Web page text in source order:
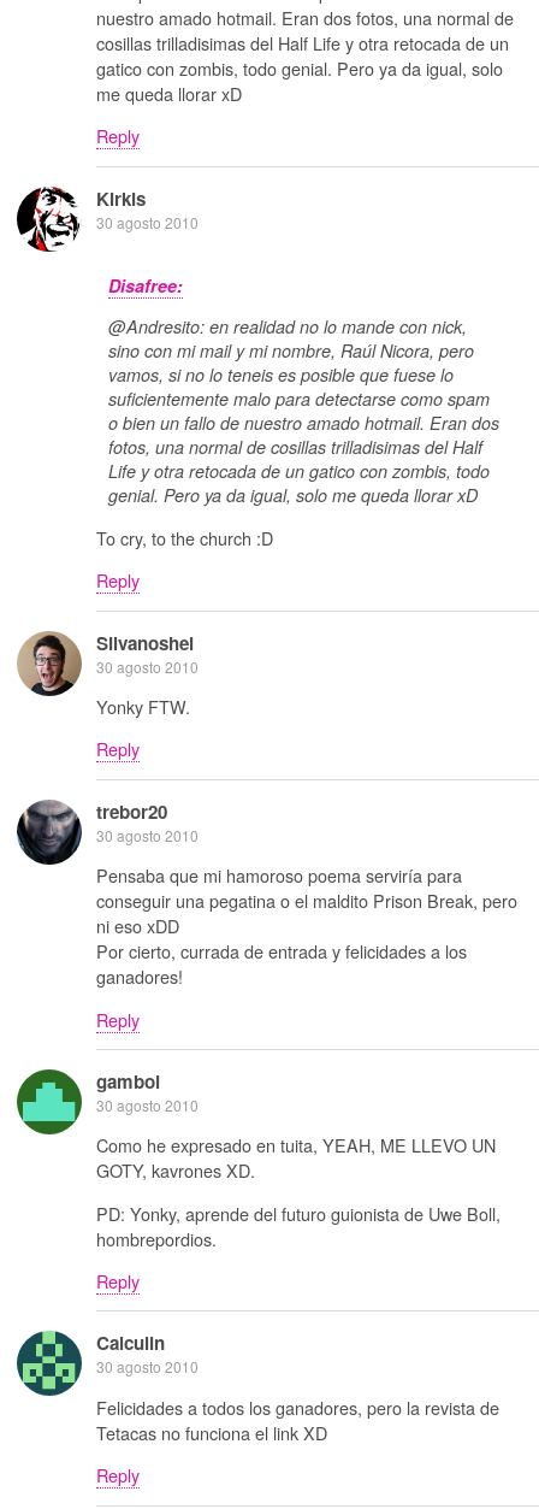
nuestro amado hotmail. Eran dos fotos, una normal de
cosillas trilladisimas del Half Life y otra retocada de un
gatico con zombis, todo genial. Pero ya da igual, solo
me queda llorar xD
Reply
Kirkis
30 agosto 2010
Disafree:
@Andresito: en realidad no lo mande con nick,
sino con mi mail y mi nombre, Raúl Nicora, pero
vamos, si no lo teneis es posible que fuese lo
suficientemente malo para detectarse como spam
o bien un fallo de nuestro amado hotmail. Eran dos
fotos, una normal de cosillas trilladisimas del Half
Life y otra retocada de un gatico con zombis, todo
genial. Pero ya da igual, solo me queda llorar xD
To cry, to the church :D
Reply
Silvanoshei
30 agosto 2010
Yonky FTW.
Reply
trebor20
30 agosto 2010
Pensaba que mi hamoroso poema serviría para
conseguir una pegatina o el maldito Prison Break, pero
ni eso xDD
Por cierto, currada de entrada y felicidades a los
ganadores!
Reply
gamboi
30 agosto 2010
Como he expresado en tuita, YEAH, ME LLEVO UN
GOTY, kavrones XD.
PD: Yonky, aprende del futuro guionista de Uwe Boll,
hombrepordios.
Reply
Calculin
30 agosto 2010
Felicidades a todos los ganadores, pero la revista de
Tetacas no funciona el link XD
Reply